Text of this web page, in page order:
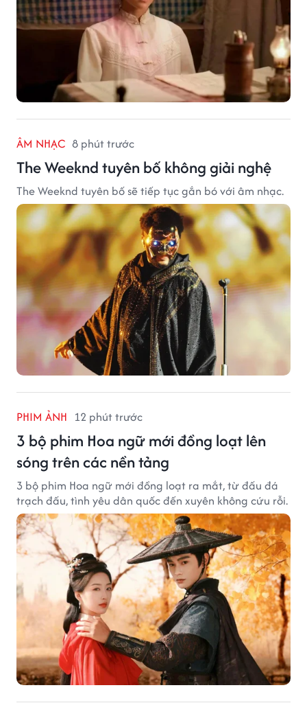
ÂM NHẠC 8 phút trước
The Weeknd tuyên bố không giải nghệ
The Weeknd tuyên bố sẽ tiếp tục gắn bó với âm nhạc.
PHIM ẢNH 12 phút trước
3 bộ phim Hoa ngữ mới đồng loạt lên
sóng trên các nền tảng
3 bộ phim Hoa ngữ mới đồng loạt ra mắt, từ đấu đá
trạch đấu, tình yêu dân quốc đến xuyên không cứu rỗi.